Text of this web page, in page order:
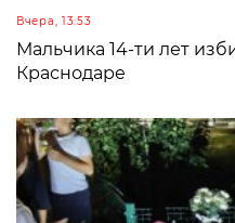
Вчера, 13:53
Мальчика 14-ти лет
Краснодаре